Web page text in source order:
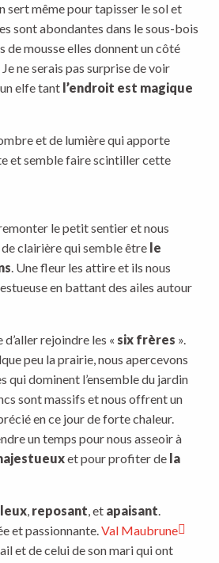
sert même pour tapisser le sol et
sont abondantes dans le sous-bois
de mousse elles donnent un côté
ne serais pas surprise de voir
elfe tant l’endroit est magique
et de lumière qui apporte
et semble faire scintiller cette
le petit sentier et nous
clairière qui semble être le
. Une fleur les attire et ils nous
en battant des ailes autour
rejoindre les « six frères ».
peu la prairie, nous apercevons
qui dominent l’ensemble du jardin
sont massifs et nous offrent un
en ce jour de forte chaleur.
un temps pour nous asseoir à
et pour profiter de la
, reposant, et apaisant.
et passionnante.Val Maubrune
et de celui de son mari qui ont